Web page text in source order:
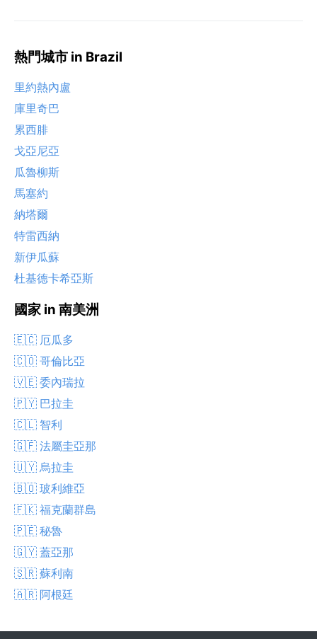
熱門城市 in Brazil
里約熱內盧
庫里奇巴
累西腓
戈亞尼亞
瓜魯柳斯
馬塞約
納塔爾
特雷西納
新伊瓜蘇
杜基德卡希亞斯
國家 in 南美洲
🇪🇨 厄瓜多
🇨🇴 哥倫比亞
🇻🇪 委內瑞拉
🇵🇾 巴拉圭
🇨🇱 智利
🇬🇫 法屬圭亞那
🇺🇾 烏拉圭
🇧🇴 玻利維亞
🇫🇰 福克蘭群島
🇵🇪 秘魯
🇬🇾 蓋亞那
🇸🇷 蘇利南
🇦🇷 阿根廷